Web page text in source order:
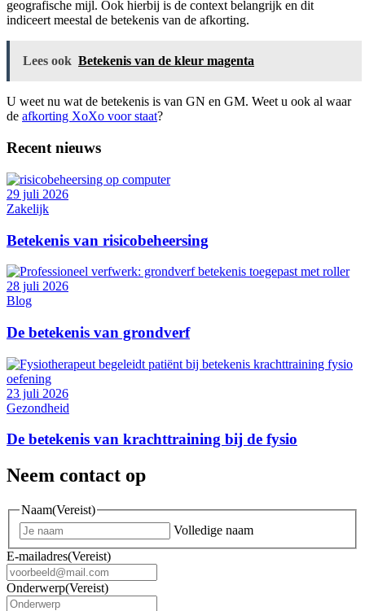
geografische mijl. Ook hierbij is de context belangrijk en dit
indiceert meestal de betekenis van de afkorting.
Lees ook Betekenis van de kleur magenta
U weet nu wat de betekenis is van GN en GM. Weet u ook al waar
de afkorting XoXo voor staat?
Recent nieuws
29 juli 2026
Zakelijk
Betekenis van risicobeheersing
28 juli 2026
Blog
De betekenis van grondverf
23 juli 2026
Gezondheid
De betekenis van krachttraining bij de fysio
Neem contact op
Naam(Vereist)
Volledige naam
E-mailadres(Vereist)
Onderwerp(Vereist)